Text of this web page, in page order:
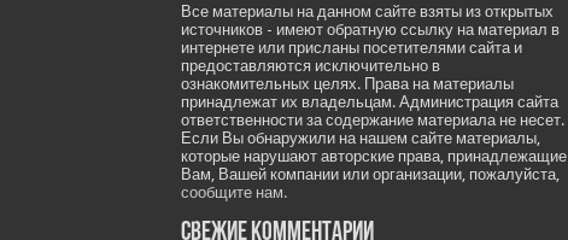
Все материалы на данном сайте взяты из открытых
источников - имеют обратную ссылку на материал в
интернете или присланы посетителями сайта и
предоставляются исключительно в
ознакомительных целях. Права на материалы
принадлежат их владельцам. Администрация сайта
ответственности за содержание материала не несет.
Если Вы обнаружили на нашем сайте материалы,
которые нарушают авторские права, принадлежащие
Вам, Вашей компании или организации, пожалуйста,
сообщите нам.
Свежие комментарии